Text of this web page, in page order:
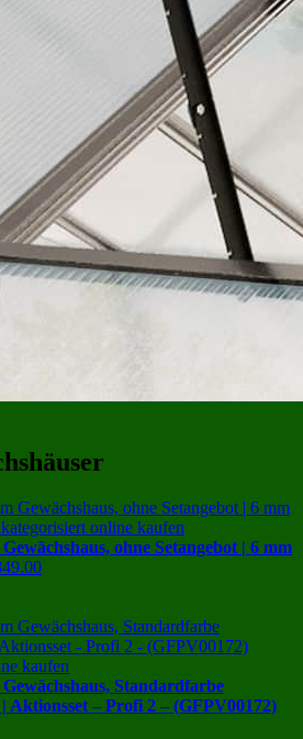
ohne Setangebot | 6 mm
Standardfarbe
– Profi 2 – (GFPV00172)